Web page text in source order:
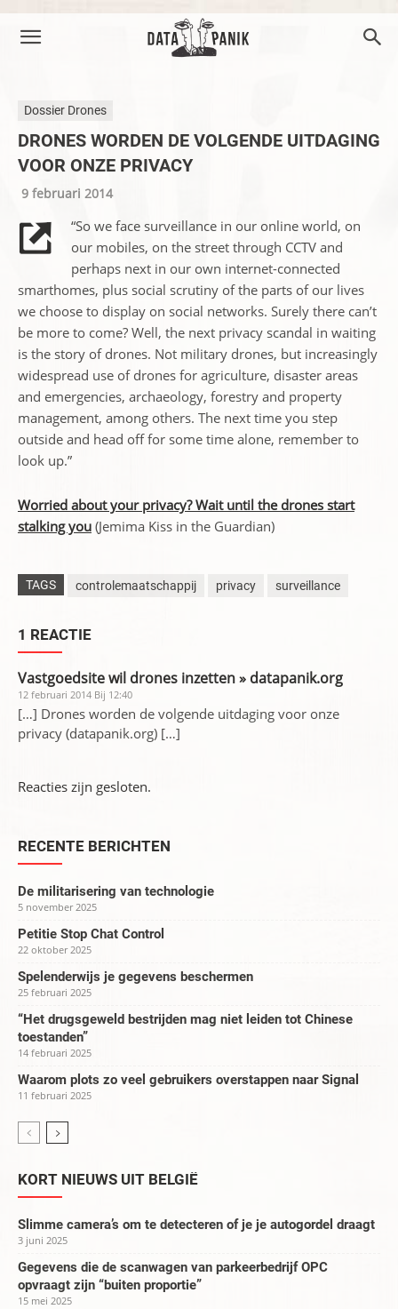
Dossier Drones
DRONES WORDEN DE VOLGENDE UITDAGING
VOOR ONZE PRIVACY
9 februari 2014
“So we face surveillance in our online world, on
our mobiles, on the street through CCTV and
perhaps next in our own internet-connected
smarthomes, plus social scrutiny of the parts of our lives
we choose to display on social networks. Surely there can’t
be more to come? Well, the next privacy scandal in waiting
is the story of drones. Not military drones, but increasingly
widespread use of drones for agriculture, disaster areas
and emergencies, archaeology, forestry and property
management, among others. The next time you step
outside and head off for some time alone, remember to
look up.”
Worried about your privacy? Wait until the drones start
stalking you (Jemima Kiss in the Guardian)
TAGS controlemaatschappij privacy surveillance
1 REACTIE
Vastgoedsite wil drones inzetten » datapanik.org
12 februari 2014 Bij 12:40
[…] Drones worden de volgende uitdaging voor onze
privacy (datapanik.org) […]
Reacties zijn gesloten.
RECENTE BERICHTEN
De militarisering van technologie
5 november 2025
Petitie Stop Chat Control
22 oktober 2025
Spelenderwijs je gegevens beschermen
25 februari 2025
“Het drugsgeweld bestrijden mag niet leiden tot Chinese
toestanden”
14 februari 2025
Waarom plots zo veel gebruikers overstappen naar Signal
11 februari 2025
KORT NIEUWS UIT BELGIË
Slimme camera’s om te detecteren of je je autogordel draagt
3 juni 2025
Gegevens die de scanwagen van parkeerbedrijf OPC
opvraagt zijn “buiten proportie”
15 mei 2025